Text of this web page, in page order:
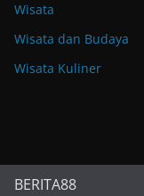
Wisata
Wisata dan Budaya
Wisata Kuliner
BERITA88